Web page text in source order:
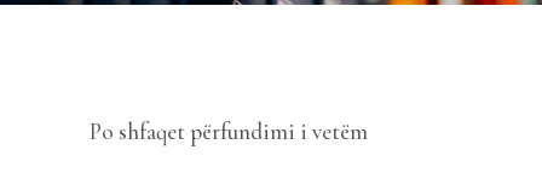
Po shfaqet përfundimi i vetëm